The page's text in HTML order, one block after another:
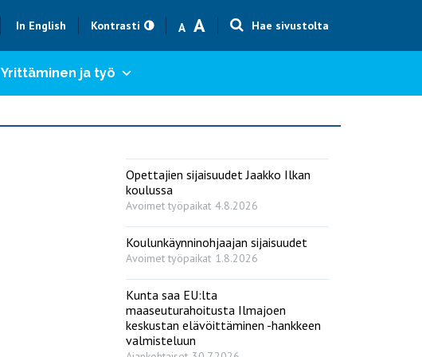
In English Kontrasti A
Text size smaller
AText size bigger
Hae sivustolta
Yrittäminen ja työ
Opettajien sijaisuudet Jaakko Ilkan
koulussa
Avoimet työpaikat 4.8.2026
Koulunkäynninohjaajan sijaisuudet
Avoimet työpaikat 1.8.2026
Kunta saa EU:lta
maaseuturahoitusta Ilmajoen
keskustan elävöittäminen -hankkeen
valmisteluun